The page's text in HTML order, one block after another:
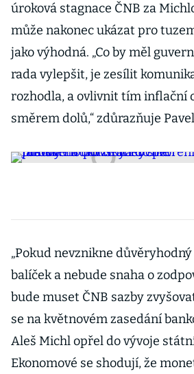
úroková stagnace ČNB za
může nakonec ukázat pro
jako výhodná. „Co by měl
rada vylepšit, je zesílit
rozhodla, a ovlivnit tím inflační
směrem dolů,“ zdůrazňuje
„Pokud nevznikne
balíček a nebude snaha o
bude muset ČNB sazby
se na květnovém zasedání
Aleš Michl opřel do vývoje
Ekonomové se shodují, že